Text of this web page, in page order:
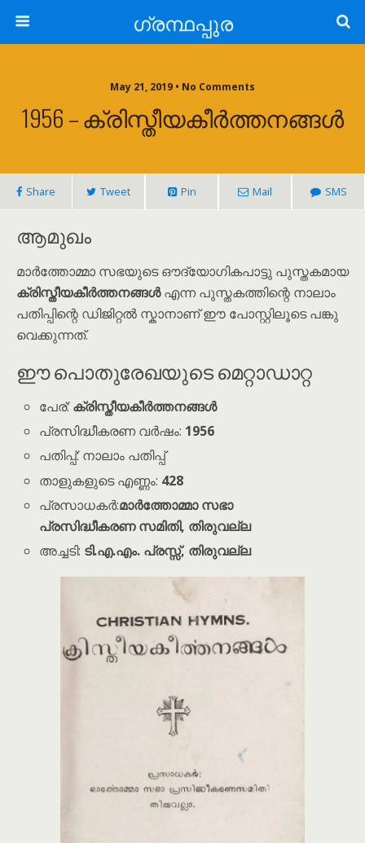
ഗ്രന്ഥപ്പുര
May 21, 2019 • No Comments
1956 – ക്രിസ്തീയകീർത്തനങ്ങൾ
Share Tweet Pin Mail SMS
ആമുഖം
മാർത്തോമ്മാ സഭയുടെ ഔദ്യോഗികപാട്ടു പുസ്തകമായ
ക്രിസ്തീയകീർത്തനങ്ങൾഎന്ന പുസ്തകത്തിന്റെ നാലാം
പതിപ്പിന്റെ ഡിജിറ്റൽ സ്കാനാണ് ഈ പോസ്റ്റിലൂടെ പങ്കു
വെക്കുന്നത്.
ഈ പൊതുരേഖയുടെ മെറ്റാഡാറ്റ
പേര്:ക്രിസ്തീയകീർത്തനങ്ങൾ
പ്രസിദ്ധീകരണ വർഷം: 1956
പതിപ്പ്: നാലാം പതിപ്പ്
താളുകളുടെ എണ്ണം: 428
പ്രസാധകർ:മാർത്തോമ്മാ സഭാ
പ്രസിദ്ധീകരണ സമിതി, തിരുവല്ല
അച്ചടി: ടി.എ.എം. പ്രസ്സ്, തിരുവല്ല